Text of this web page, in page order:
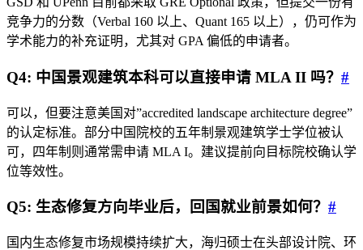
竞争力的分数（Verbal 160 以上、Quant 165 以上），仍可作为
学术能力的补充证明，尤其对 GPA 偏低的申请者。
Q4: 中国景观建筑本科可以直接申请 MLA II 吗？ #
可以，但要注意美国对”accredited landscape architecture degree”
的认定标准。部分中国院校的五年制景观建筑学士学位被认
可，四年制则通常需申请 MLA I。建议提前向目标院校确认学
位等效性。
Q5: 生态修复方向毕业后，回国就业前景如何？ #
国内生态修复市场规模持续扩大，海归硕士在头部设计院、环